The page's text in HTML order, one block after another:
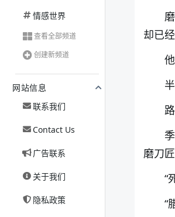
情感世界
查看全部频道
创建新频道
网站信息
联系我们
Contact Us
广告联系
关于我们
隐私政策
却已
磨刀
“
“